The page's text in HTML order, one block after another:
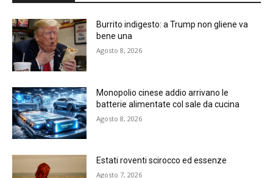
Burrito indigesto: a Trump non gliene va
bene una
Agosto 8, 2026
Monopolio cinese addio arrivano le
batterie alimentate col sale da cucina
Agosto 8, 2026
Estati roventi scirocco ed essenze
Agosto 7, 2026